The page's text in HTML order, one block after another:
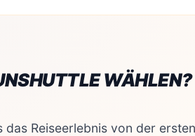
WÄHLEN?
das Reiseerlebnis von der